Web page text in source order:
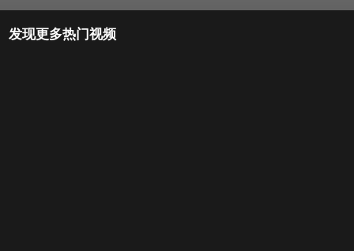
发现更多热门视频